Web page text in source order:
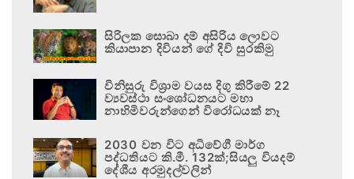
සිරිලක සොබා දම් අසිරිය ලොවට
කියාපාන දිවියන් ගේ දිවි සුරකිමු
විනිසුරු විශ්‍රාම වයස දිගු කිරීමේ 22
ව්‍යවස්ථා සංශෝධනයට මහා
නාහිමිවරුන්ගෙන් විරෝධයක් නෑ
2030 වන විට අධිවේගී මාර්ග
පද්ධතියට කි.මී. 132ක්;සියලු වියදම්
දේශීය අරමුදල්වලින්